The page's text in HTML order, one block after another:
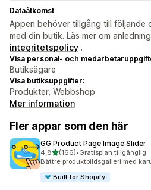
Dataåtkomst
Appen behöver tillgång till följande
med din butik. Läs mer om
integritetspolicy .
Visa personal- och
Butiksägare
Visa butiksuppgifter:
Produkter, Webbshop
Mer information
Fler appar som den här
GG Product Page Image Slider
4,8av 5 stjärnor
(166)
166 recensioner totalt
•Gratisplan tillgänglig
Bättre produktbildsgalleri med
Built for Shopify